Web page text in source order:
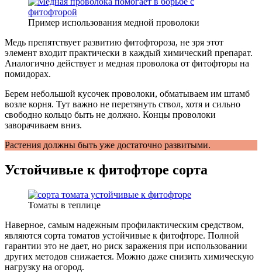
Пример использования медной проволоки
Медь препятствует развитию фитофтороза, не зря этот
элемент входит практически в каждый химический препарат.
Аналогично действует и медная проволока от фитофторы на
помидорах.
Берем небольшой кусочек проволоки, обматываем им штамб
возле корня. Тут важно не перетянуть ствол, хотя и сильно
свободно кольцо быть не должно. Концы проволоки
заворачиваем вниз.
Растения должны быть уже достаточно развитыми.
Устойчивые к фитофторе сорта
Томаты в теплице
Наверное, самым надежным профилактическим средством,
являются сорта томатов устойчивые к фитофторе. Полной
гарантии это не дает, но риск заражения при использовании
других методов снижается. Можно даже снизить химическую
нагрузку на огород.